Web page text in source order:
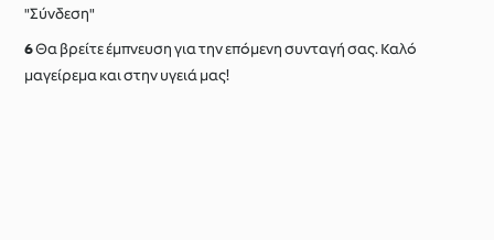
"Σύνδεση"
Θα βρείτε έμπνευση για την επόμενη συνταγή σας. Καλό
μαγείρεμα και στην υγειά μας!